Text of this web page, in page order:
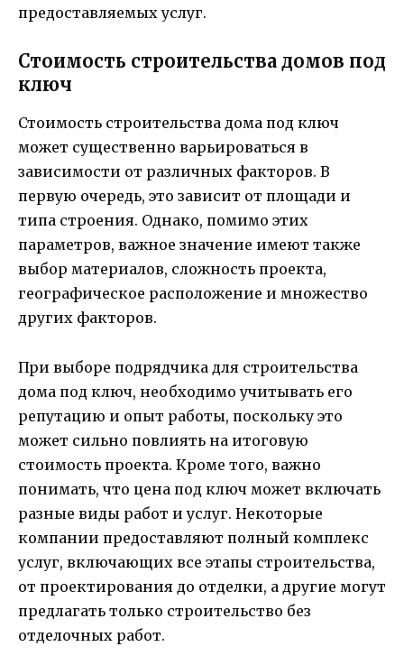
предоставляемых услуг.
Стоимость строительства домов под
ключ
Стоимость строительства дома под ключ
может существенно варьироваться в
зависимости от различных факторов. В
первую очередь, это зависит от площади и
типа строения. Однако, помимо этих
параметров, важное значение имеют также
выбор материалов, сложность проекта,
географическое расположение и множество
других факторов.
При выборе подрядчика для строительства
дома под ключ, необходимо учитывать его
репутацию и опыт работы, поскольку это
может сильно повлиять на итоговую
стоимость проекта. Кроме того, важно
понимать, что цена под ключ может включать
разные виды работ и услуг. Некоторые
компании предоставляют полный комплекс
услуг, включающих все этапы строительства,
от проектирования до отделки, а другие могут
предлагать только строительство без
отделочных работ.